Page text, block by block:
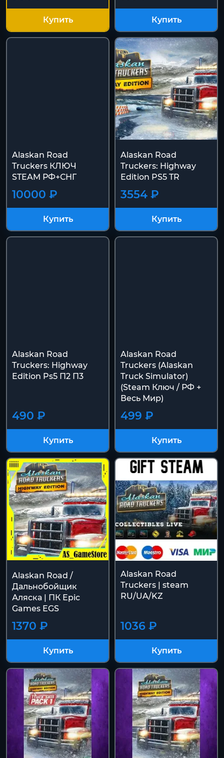
Купить Купить
Alaskan Road
Truckers КЛЮЧ
STEAM РФ+СНГ
10000 ₽
Купить
Alaskan Road
Truckers: Highway
Edition PS5 TR
3554 ₽
Купить
Alaskan Road
Truckers: Highway
Edition Ps5 П2 П3
490 ₽
Купить
Alaskan Road
Truckers (Alaskan
Truck Simulator)
(Steam Ключ / РФ +
Весь Мир)
499 ₽
Купить
Alaskan Road /
Дальнобойщик
Аляска | ПК Epic
Games EGS
1370 ₽
Купить
Alaskan Road
Truckers | steam
RU/UA/KZ
1036 ₽
Купить